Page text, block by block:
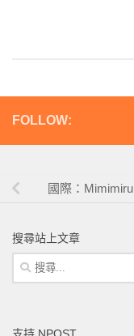
FOLLOW:
國際：
搜尋站上文章
搜
尋